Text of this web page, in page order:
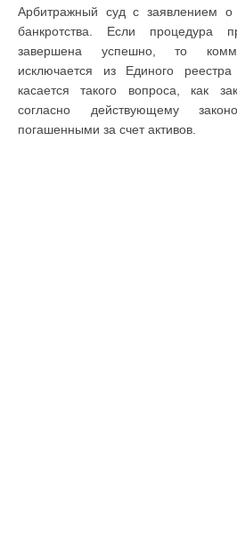
Арбитражный суд с заявлением о
банкротства. Если процедура
завершена успешно, то
исключается из Единого
касается такого вопроса, как
согласно действующему
погашенными за счет активов.